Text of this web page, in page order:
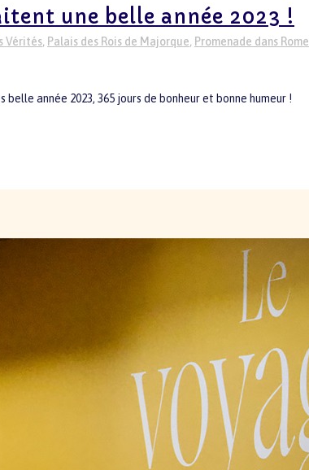
une belle année 2023 !
Vérités, Palais des Rois de Majorque, Promenade dans Rome
année 2023, 365 jours de bonheur et bonne humeur !